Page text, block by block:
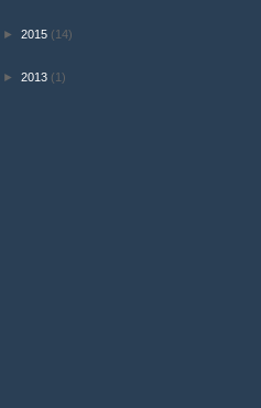
► 2015 (14)
► 2013 (1)